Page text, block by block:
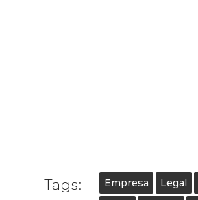
Tags: Empresa Legal